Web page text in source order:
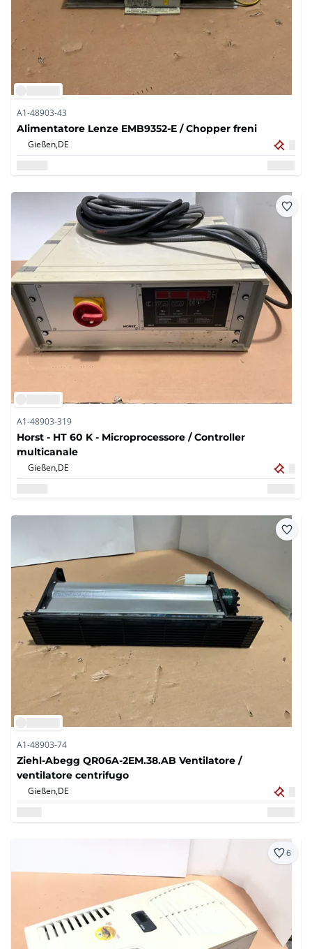
A1-48903-43
Alimentatore Lenze EMB9352-E / Chopper freni
Gießen,DE
A1-48903-319
Horst - HT 60 K - Microprocessore / Controller
multicanale
Gießen,DE
A1-48903-74
Ziehl-Abegg QR06A-2EM.38.AB Ventilatore /
ventilatore centrifugo
Gießen,DE
6